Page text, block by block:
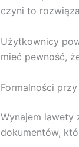
czyni to
Użytkownicy
mieć pewność,
Formalności
Wynajem lawety
dokumentów,